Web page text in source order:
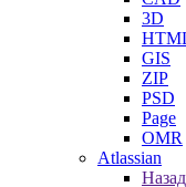
3D
GIS
ZIP
PSD
Page
OMR
Atlassian
Назад